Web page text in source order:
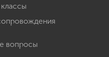
вопросы